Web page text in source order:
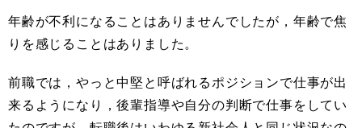
年齢が不利になることはありませんでしたが，年齢で焦
りを感じることはありました。
前職では，やっと中堅と呼ばれるポジションで仕事が出
来るようになり，後輩指導や自分の判断で仕事をしてい